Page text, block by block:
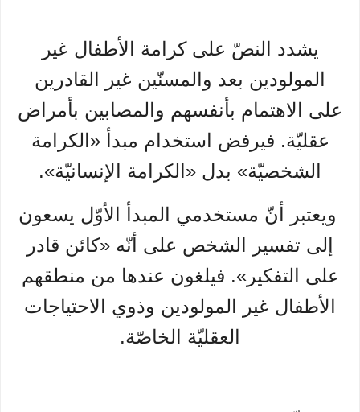
يشدد النصّ على كرامة الأطفال غير
المولودين بعد والمسنّين غير القادرين
على الاهتمام بأنفسهم والمصابين بأمراض
عقليّة. فيرفض استخدام مبدأ «الكرامة
الشخصيّة» بدل «الكرامة الإنسانيّة».
ويعتبر أنّ مستخدمي المبدأ الأوّل يسعون
إلى تفسير الشخص على أنّه «كائن قادر
على التفكير». فيلغون عندها من منطقهم
الأطفال غير المولودين وذوي الاحتياجات
العقليّة الخاصّة.